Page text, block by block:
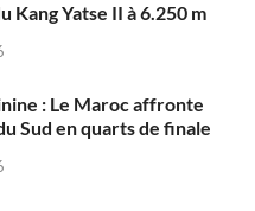
Kang Yatse II à 6.250 m
: Le Maroc affronte
Sud en quarts de finale